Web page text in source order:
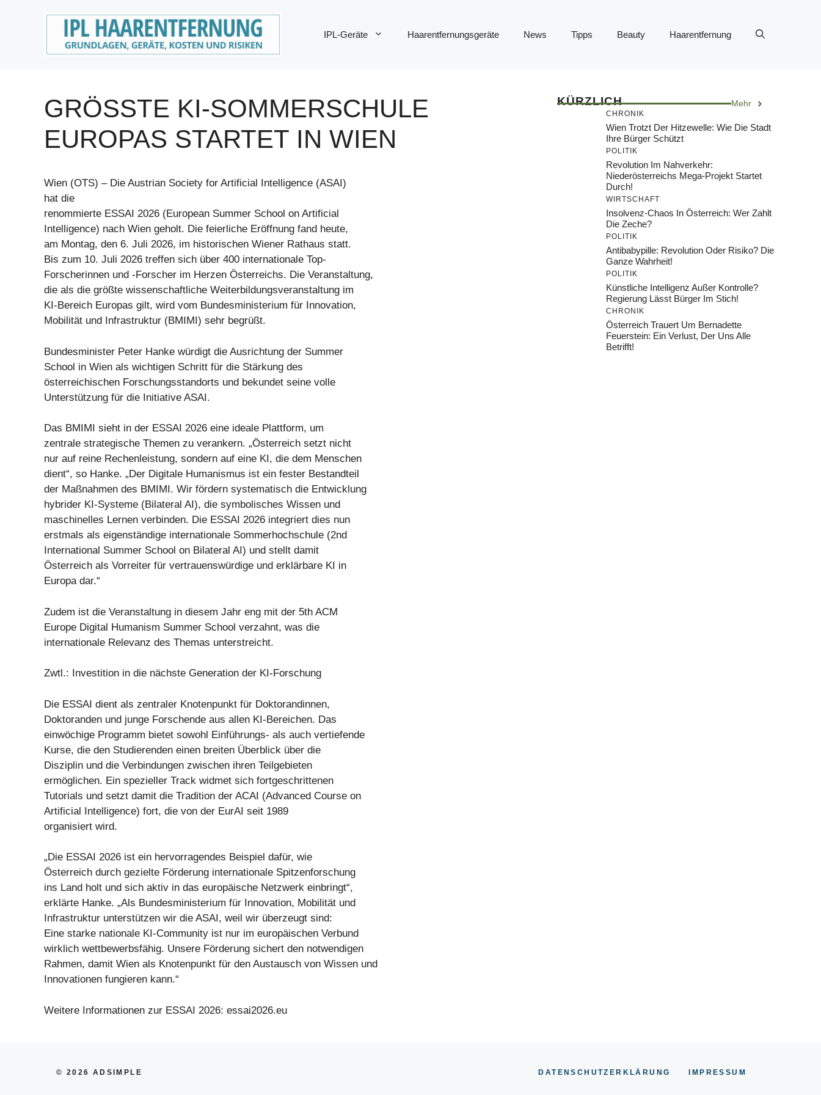
IPL-Geräte Haarentfernungsgeräte News Tipps Beauty Haarentfernung
GRÖSSTE KI-SOMMERSCHULE E
UROPAS STARTET IN WIEN
Wien (OTS) – Die Austrian Society for Artificial Intelligence (ASAI)
hat die
renommierte ESSAI 2026 (European Summer School on Artificial
Intelligence) nach Wien geholt. Die feierliche Eröffnung fand heute,
am Montag, den 6. Juli 2026, im historischen Wiener Rathaus statt.
Bis zum 10. Juli 2026 treffen sich über 400 internationale Top-
Forscherinnen und -Forscher im Herzen Österreichs. Die Veranstaltung,
die als die größte wissenschaftliche Weiterbildungsveranstaltung im
KI-Bereich Europas gilt, wird vom Bundesministerium für Innovation,
Mobilität und Infrastruktur (BMIMI) sehr begrüßt.
Bundesminister Peter Hanke würdigt die Ausrichtung der Summer
School in Wien als wichtigen Schritt für die Stärkung des
österreichischen Forschungsstandorts und bekundet seine volle
Unterstützung für die Initiative ASAI.
Das BMIMI sieht in der ESSAI 2026 eine ideale Plattform, um
zentrale strategische Themen zu verankern. „Österreich setzt nicht
nur auf reine Rechenleistung, sondern auf eine KI, die dem Menschen
dient“, so Hanke. „Der Digitale Humanismus ist ein fester Bestandteil
der Maßnahmen des BMIMI. Wir fördern systematisch die Entwicklung
hybrider KI-Systeme (Bilateral AI), die symbolisches Wissen und
maschinelles Lernen verbinden. Die ESSAI 2026 integriert dies nun
erstmals als eigenständige internationale Sommerhochschule (2nd
International Summer School on Bilateral AI) und stellt damit
Österreich als Vorreiter für vertrauenswürdige und erklärbare KI in
Europa dar.“
Zudem ist die Veranstaltung in diesem Jahr eng mit der 5th ACM
Europe Digital Humanism Summer School verzahnt, was die
internationale Relevanz des Themas unterstreicht.
Zwtl.: Investition in die nächste Generation der KI-Forschung
Die ESSAI dient als zentraler Knotenpunkt für Doktorandinnen,
Doktoranden und junge Forschende aus allen KI-Bereichen. Das
einwöchige Programm bietet sowohl Einführungs- als auch vertiefende
Kurse, die den Studierenden einen breiten Überblick über die
Disziplin und die Verbindungen zwischen ihren Teilgebieten
ermöglichen. Ein spezieller Track widmet sich fortgeschrittenen
Tutorials und setzt damit die Tradition der ACAI (Advanced Course on
Artificial Intelligence) fort, die von der EurAI seit 1989
organisiert wird.
„Die ESSAI 2026 ist ein hervorragendes Beispiel dafür, wie
Österreich durch gezielte Förderung internationale Spitzenforschung
ins Land holt und sich aktiv in das europäische Netzwerk einbringt“,
erklärte Hanke. „Als Bundesministerium für Innovation, Mobilität und
Infrastruktur unterstützen wir die ASAI, weil wir überzeugt sind:
Eine starke nationale KI-Community ist nur im europäischen Verbund
wirklich wettbewerbsfähig. Unsere Förderung sichert den notwendigen
Rahmen, damit Wien als Knotenpunkt für den Austausch von Wissen und
Innovationen fungieren kann.“
Weitere Informationen zur ESSAI 2026: essai2026.eu
KÜRZLICH Mehr
CHRONIK
Wien Trotzt Der Hitzewelle: Wie Die Stadt
Ihre Bürger Schützt
POLITIK
Revolution Im Nahverkehr:
Niederösterreichs Mega-Projekt Startet
Durch!
WIRTSCHAFT
Insolvenz-Chaos In Österreich: Wer Zahlt
Die Zeche?
POLITIK
Antibabypille: Revolution Oder Risiko? Die
Ganze Wahrheit!
POLITIK
Künstliche Intelligenz Außer Kontrolle?
Regierung Lässt Bürger Im Stich!
CHRONIK
Österreich Trauert Um Bernadette
Feuerstein: Ein Verlust, Der Uns Alle
Betrifft!
© 2026 ADSIMPLE DATENSCHUTZERKLÄRUNG IMPRESSU M